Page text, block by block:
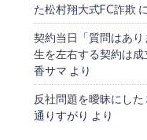
た松村翔大式FC詐欺 に
契約当日「質問はあ
生を左右する契約は
香サマ より
反社問題を曖昧にし
通りすがり より